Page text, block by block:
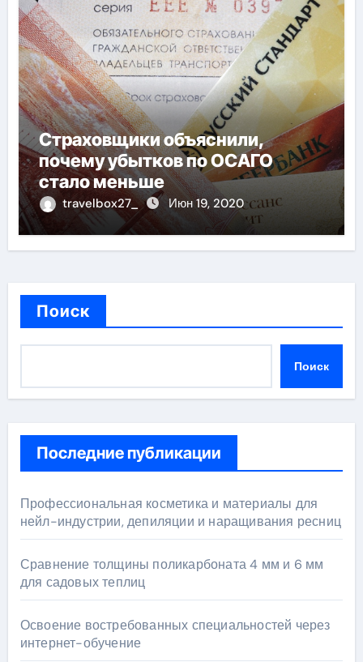
Страховщики объяснили,
почему убытков по ОСАГО
стало меньше
travelbox27_ Июн 19, 2020
Поиск
Поиск
Последние публикации
Профессиональная косметика и материалы для
нейл-индустрии, депиляции и наращивания ресниц
Сравнение толщины поликарбоната 4 мм и 6 мм
для садовых теплиц
Освоение востребованных специальностей через
интернет-обучение